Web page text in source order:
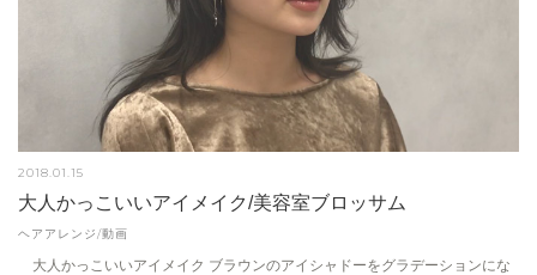
2018.01.15
大人かっこいいアイメイク/美容室ブロッサム
ヘアアレンジ/動画
大人かっこいいアイメイク ブラウンのアイシャドーをグラデーションにな